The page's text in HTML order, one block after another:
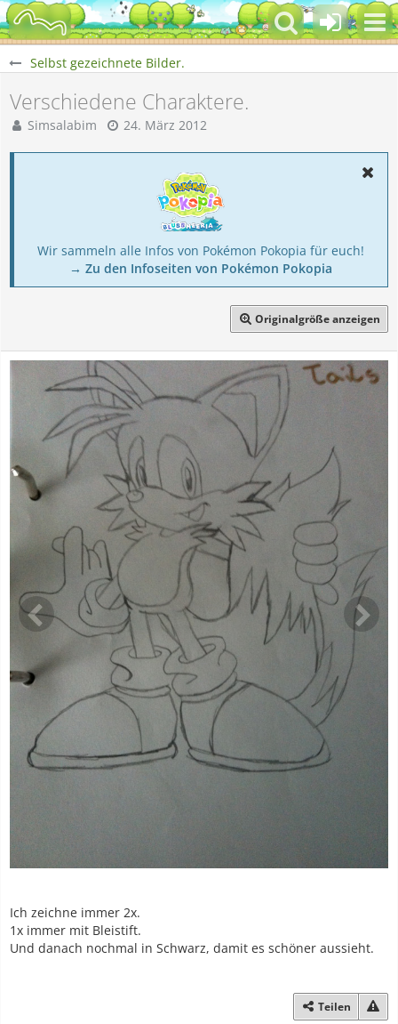
Selbst gezeichnete Bilder.
Verschiedene Charaktere.
Simsalabim 24. März 2012
Wir sammeln alle Infos von Pokémon Pokopia für euch!
→ Zu den Infoseiten von Pokémon Pokopia
Originalgröße anzeigen
Ich zeichne immer 2x.
1x immer mit Bleistift.
Und danach nochmal in Schwarz, damit es schöner aussieht.
Teilen